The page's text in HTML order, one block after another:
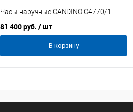
Часы наручные CANDINO C4770/1
81 400 руб. / шт
В корзину